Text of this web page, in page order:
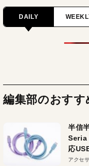
DAILY
編集部のおすす
半信
Seria
応
を検
アクセ